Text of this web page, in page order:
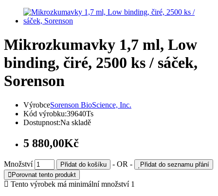
Mikrozkumavky 1,7 ml, Low
binding, čiré, 2500 ks / sáček,
Sorenson
VýrobceSorenson BioScience, Inc.
Kód výrobku:39640Ts
Dostupnost:Na skladě
5 880,00Kč
Množství Přidat do košíku - OR -
Přidat do seznamu přání
Porovnat tento produkt
Tento výrobek má minimální množství 1